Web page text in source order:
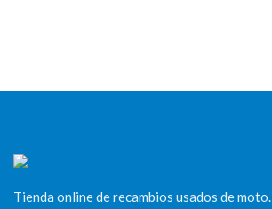
Tienda online de recambios usados de moto.